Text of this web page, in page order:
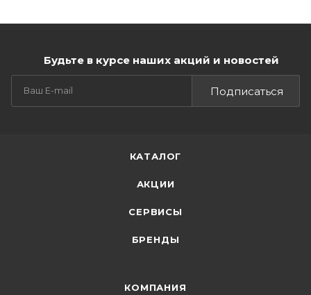
Будьте в курсе наших акций и новостей
Подписаться
КАТАЛОГ
АКЦИИ
СЕРВИСЫ
БРЕНДЫ
КОМПАНИЯ